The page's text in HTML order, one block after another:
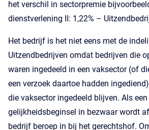
het verschil in sectorpremie
dienstverlening II: 1,22% –
Het bedrijf is het niet eens met de
Uitzendbedrijven omdat bedrijven die
waren ingedeeld in een vaksector (of
een verzoek daartoe hadden
die vaksector ingedeeld blijven. Als
gelijkheidsbeginsel in bezwaar wordt
bedrijf beroep in bij het gerechtshof.